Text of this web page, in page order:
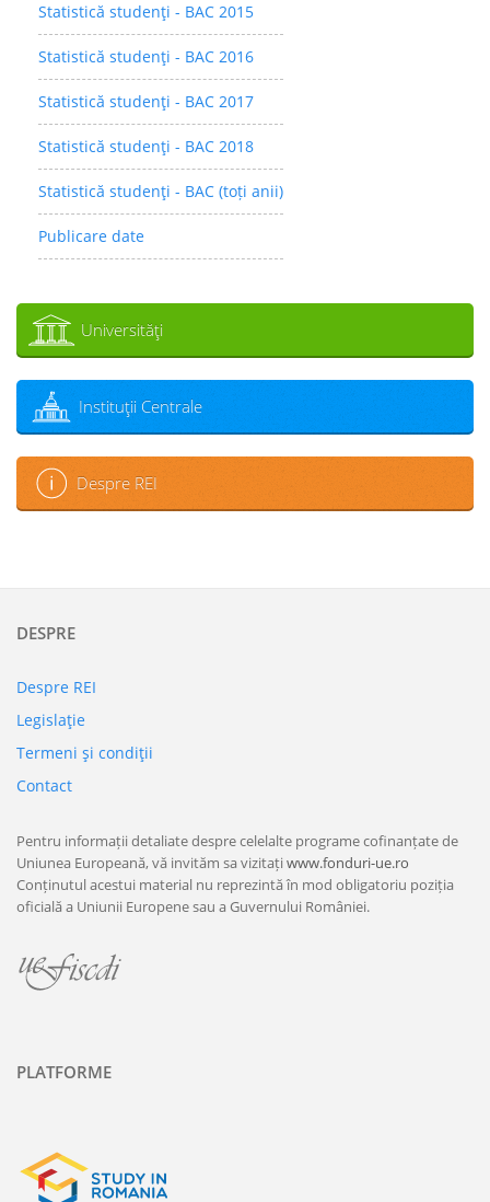
Statistică studenţi - BAC 2015
Statistică studenţi - BAC 2016
Statistică studenţi - BAC 2017
Statistică studenţi - BAC 2018
Statistică studenţi - BAC (toți anii)
Publicare date
Universităţi
Instituţii Centrale
Despre REI
DESPRE
Despre REI
Legislaţie
Termeni şi condiţii
Contact
Pentru informații detaliate despre celelalte programe cofinanțate de
Uniunea Europeană, vă invităm sa vizitațiwww.fonduri-ue.ro
Conținutul acestui material nu reprezintă în mod obligatoriu poziția
oficială a Uniunii Europene sau a Guvernului României.
PLATFORME